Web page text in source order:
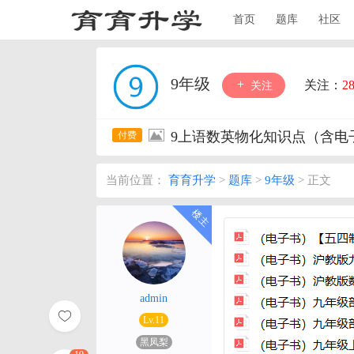
首页 题库 社区
9年级 关注 关注：
9上语数英物化知识点（含电
当前位置： 育育升学 > 题库 > 9年级 > 正文
admin
Lv.11
黑凤梨